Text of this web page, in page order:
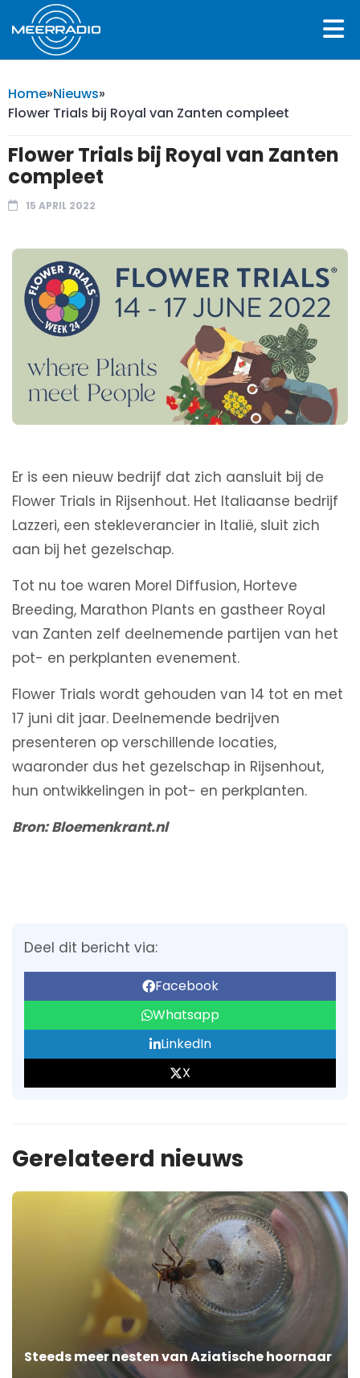
Home»Nieuws»
Flower Trials bij Royal van Zanten compleet
Flower Trials bij Royal van Zanten
compleet
15 APRIL 2022
Er is een nieuw bedrijf dat zich aansluit bij de
Flower Trials in Rijsenhout. Het Italiaanse bedrijf
Lazzeri, een stekleverancier in Italië, sluit zich
aan bij het gezelschap.
Tot nu toe waren Morel Diffusion, Horteve
Breeding, Marathon Plants en gastheer Royal
van Zanten zelf deelnemende partijen van het
pot- en perkplanten evenement.
Flower Trials wordt gehouden van 14 tot en met
17 juni dit jaar. Deelnemende bedrijven
presenteren op verschillende locaties,
waaronder dus het gezelschap in Rijsenhout,
hun ontwikkelingen in pot- en perkplanten.
Bron: Bloemenkrant.nl
Deel dit bericht via:
Facebook
Whatsapp
LinkedIn
X
Gerelateerd nieuws
Steeds meer nesten van Aziatische hoornaar